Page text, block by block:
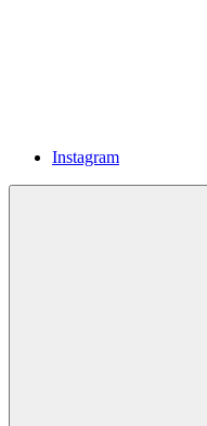
Instagram